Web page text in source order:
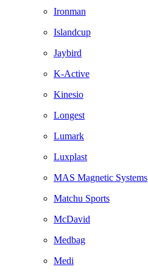
Ironman
Islandcup
Jaybird
K-Active
Kinesio
Longest
Lumark
Luxplast
MAS Magnetic Systems
Matchu Sports
McDavid
Medbag
Medi